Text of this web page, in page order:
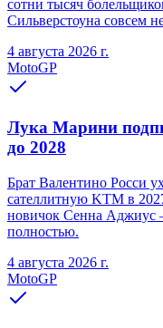
сотни тысяч
Сильверстоуна совсем
4 августа 2026 г.
MotoGP
Лука Марини
до 2028
Брат Валентино Росси
сателлитную KTM в
новичок Сенна Аджиус
полностью.
4 августа 2026 г.
MotoGP